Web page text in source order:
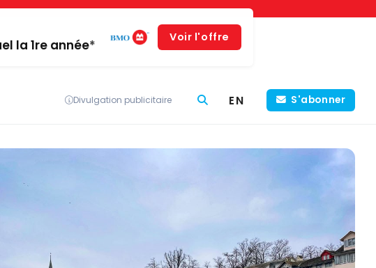
la 1re année*
Voir l'offre
Divulgation publicitaire EN S'abonner